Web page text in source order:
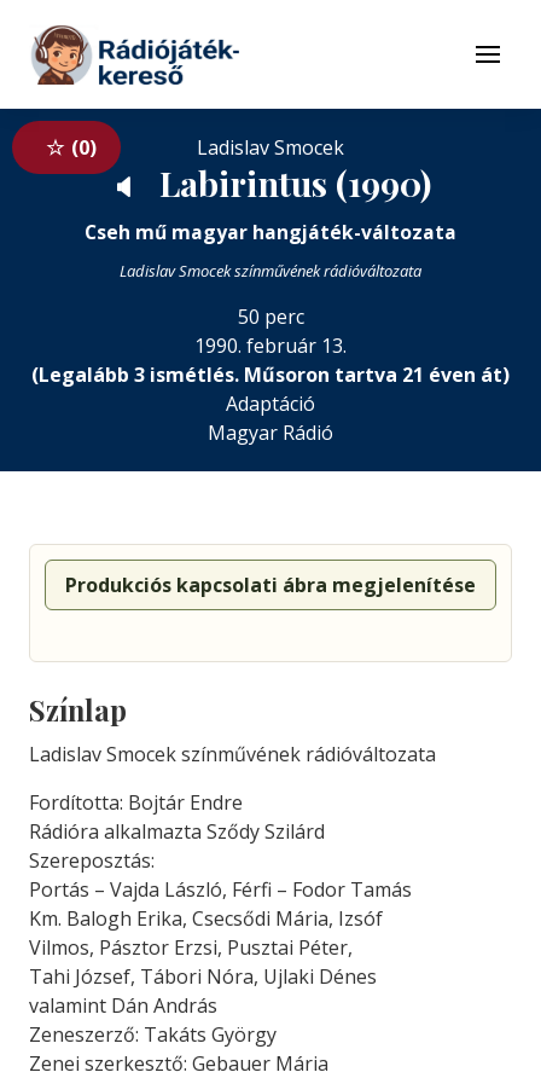
Tovább a tartalomhoz
Menü
0 Ladislav Smocek
🔈 Labirintus (1990)
Cseh mű magyar hangjáték-változata
Ladislav Smocek színművének rádióváltozata
50 perc
1990. február 13.
(Legalább 3 ismétlés. Műsoron tartva 21 éven át)
Adaptáció
Magyar Rádió
Produkciós kapcsolati ábra megjelenítése
Színlap
Ladislav Smocek színművének rádióváltozata
Fordította: Bojtár Endre
Rádióra alkalmazta Sződy Szilárd
Szereposztás:
Portás – Vajda László, Férfi – Fodor Tamás
Km. Balogh Erika, Csecsődi Mária, Izsóf
Vilmos, Pásztor Erzsi, Pusztai Péter,
Tahi József, Tábori Nóra, Ujlaki Dénes
valamint Dán András
Zeneszerző: Takáts György
Zenei szerkesztő: Gebauer Mária